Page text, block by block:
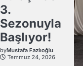
3.
Sezonuyla
Başlıyor!
byMustafa Fazlıoğlu
Temmuz 24, 2026